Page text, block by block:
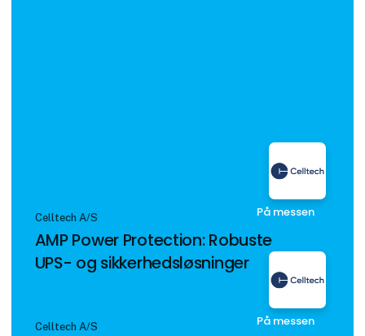
På messen
Celltech A/S
AMP Power Protection: Robuste
UPS- og sikkerhedsløsninger
På messen
Celltech A/S